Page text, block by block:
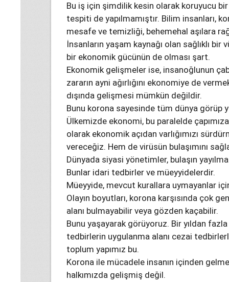
Bu iş için şimdilik kesin olarak koruyucu
tespiti de yapılmamıştır. Bilim insanları,
mesafe ve temizliği, behemehal aşılara
İnsanların yaşam kaynağı olan sağlıklı
bir ekonomik gücünün de olması şart.
Ekonomik gelişmeler ise, insanoğlunun
zararın ayni ağırlığını ekonomiye de
dışında gelişmesi mümkün değildir.
Bunu korona sayesinde tüm dünya görüp
Ülkemizde ekonomi, bu paralelde
olarak ekonomik açıdan varlığımızı
vereceğiz. Hem de virüsün bulaşımını
Dünyada siyasi yönetimler, bulaşın
Bunlar idari tedbirler ve müeyyidelerdir.
Müeyyide, mevcut kurallara uymayanlar
Olayın boyutları, korona karşısında çok
alanı bulmayabilir veya gözden kaçabilir.
Bunu yaşayarak görüyoruz. Bir yıldan
tedbirlerin uygulanma alanı cezai
toplum yapımız bu.
Korona ile mücadele insanın içinden
halkımızda gelişmiş değil.